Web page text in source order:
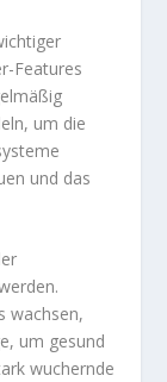
Features
um die
und das
wachsen,
um gesund
wuchernde